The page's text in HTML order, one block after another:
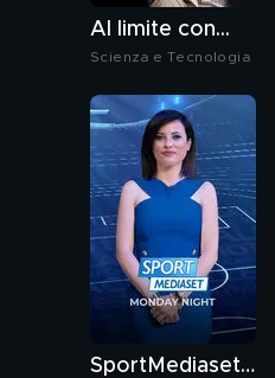
Al limite con...
Scienza e Tecnologia
SportMediaset Monday Night